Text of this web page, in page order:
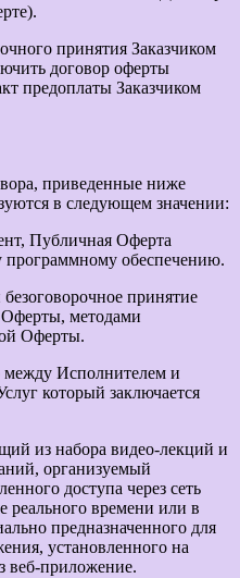
принятия Заказчиком
договор оферты
предоплаты Заказчиком
приведенные ниже
в следующем значении:
Публичная Оферта
обеспечению.
принятие
Оферты, методами
Оферты.
Исполнителем и
который заключается
из набора видео-лекций и
организуемый
доступа через сеть
времени или в
предназначенного для
установленного на
веб-приложение.